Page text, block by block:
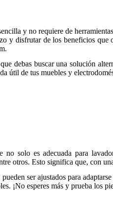
y no requiere de
y disfrutar de los beneficios
debas buscar una solución
útil de tus muebles y
solo es adecuada para
otros. Esto significa que, con
ser ajustados para
¡No esperes más y prueba los